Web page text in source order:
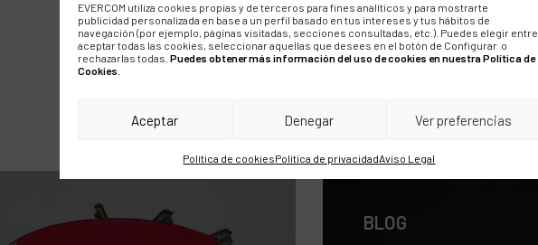
EVERCOM utiliza cookies propias y de terceros para fines analíticos y para mostrarte
publicidad personalizada en base a un perfil basado en tus intereses y tus hábitos de
navegación (por ejemplo, páginas visitadas, secciones consultadas, etc.). Puedes elegir entre
aceptar todas las cookies, seleccionar aquellas que desees en el botón de Configurar o
rechazarlas todas. Puedes obtener más información del uso de cookies en nuestra Política de
Cookies.
Aceptar Denegar Ver preferencias
Política de cookiesPolítica de privacidadAviso Legal
BLOG